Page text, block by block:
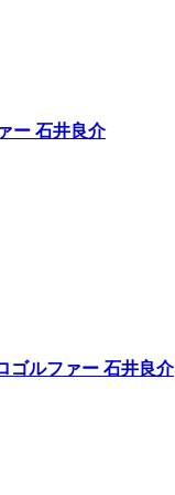
ー 石井良介
ゴルファー 石井良介